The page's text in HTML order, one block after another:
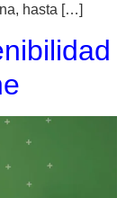
hasta […]